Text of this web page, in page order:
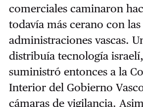
comerciales caminaron
todavía más cerano con las
administraciones vascas.
distribuía tecnología israelí,
suministró entonces a la
Interior del Gobierno
cámaras de vigilancia.